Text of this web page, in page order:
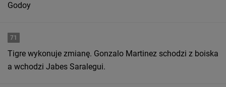
Godoy
71
Tigre wykonuje zmianę. Gonzalo Martinez schodzi z boiska
a wchodzi Jabes Saralegui.